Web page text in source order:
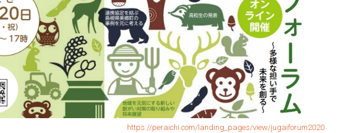
https://peraichi.com/landing_pages/view/jugaiforum2020